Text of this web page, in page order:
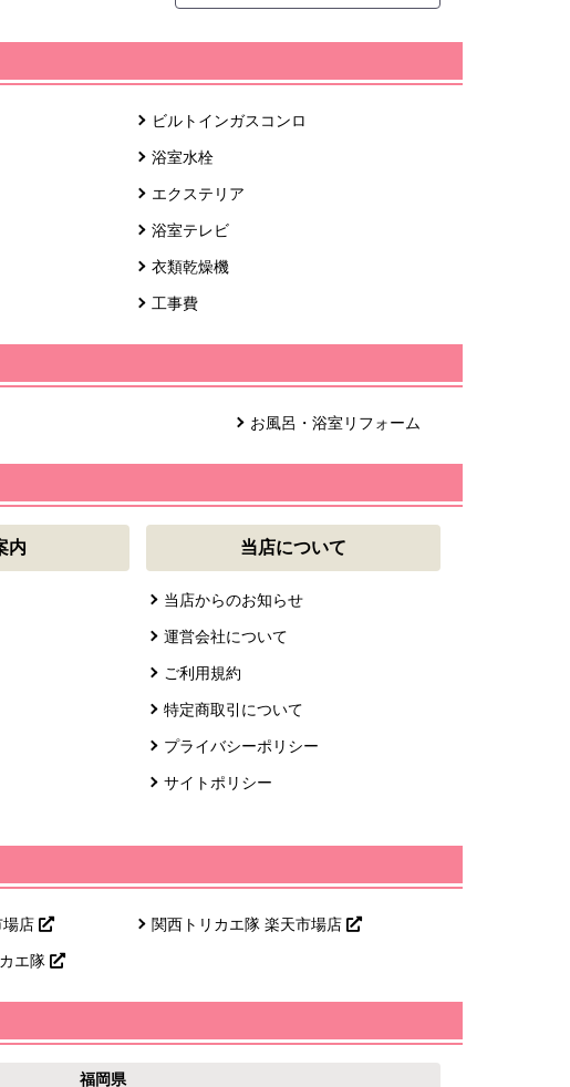
ビルトインガスコンロ
浴室水栓
エクステリア
浴室テレビ
衣類乾燥機
工事費
お風呂・浴室リフォーム
内 当店について
当店からのお知らせ
運営会社について
ご利用規約
特定商取引について
プライバシーポリシー
サイトポリシー
場店 関西トリカエ隊 楽天市場店
エ隊
福岡県